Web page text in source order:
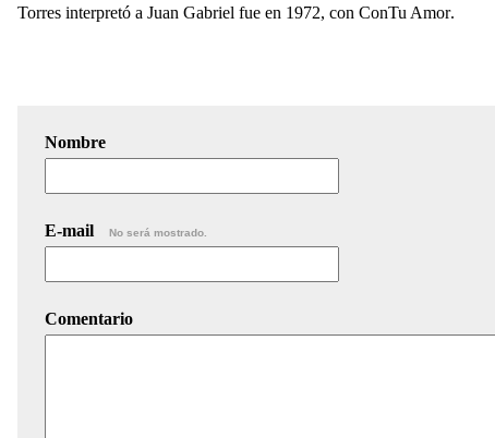
Torres interpretó a Juan Gabriel fue en 1972, con ConTu Amor.
Nombre
E-mail No será mostrado.
Comentario